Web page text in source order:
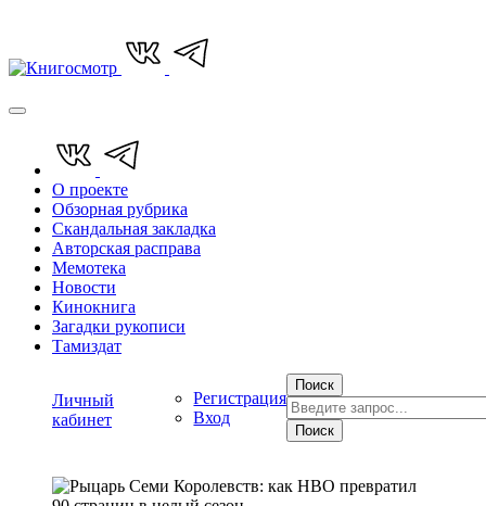
О проекте
Обзорная рубрика
Скандальная закладка
Авторская расправа
Мемотека
Новости
Кинокнига
Загадки рукописи
Тамиздат
Личный
кабинет
Регистрация
Вход
Поиск
Поиск